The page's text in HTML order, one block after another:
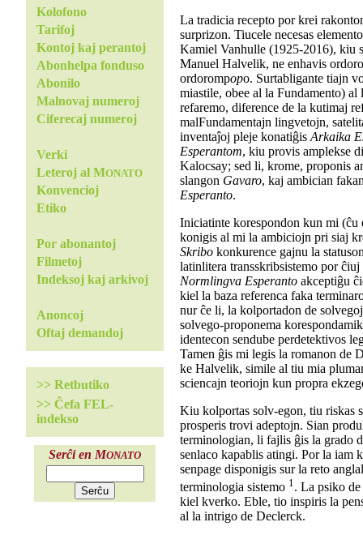
Kolofono
Tarifoj
Kontoj kaj perantoj
Abonhelpa fonduso
Abonilo
Malnovaj numeroj
Ciferecaj numeroj
Verki
Leteroj al MONATO
Konvencioj
Etiko
Por abonantoj
Filmetoj
Indeksoj kaj arkivoj
Anoncoj
Oftaj demandoj
>> Retbutiko
>> Ĉefa FEL-
indekso
Serĉi en MONATO
La tradicia recepto por krei
surprizon. Tiucele necesas
Kamiel Vanhulle (1925-2016), kiu
Manuel Halvelik, ne enhavis
ordorompopo. Surtabligante tiajn
miastile, obee al la Fundamento)
refaremo, diference de la kutimaj
malFundamentajn lingvetojn,
inventaĵoj pleje konatiĝisArkaika
Esperantom, kiu provis amplekse
Kalocsay; sed li, krome, proponis
slangon Gavaro, kaj ambician
Esperanto.
Iniciatinte korespondon kun mi
konigis al mi la ambiciojn pri siaj
Skribo konkurence gajnu la
latinlitera transskribsistemo por
Normlingva Esperanto akceptiĝu
kiel la baza referenca faka
nur ĉe li, la kolportadon de
solvego-proponema
identecon sendube perdetektivos
Tamen ĝis mi legis la romanon de
ke Halvelik, simile al tiu mia
sciencajn teoriojn kun propra
Kiu kolportas solv-egon, tiu riskas
prosperis trovi adeptojn. Sian
terminologian, li fajlis ĝis la grado
senlaco kapablis atingi. Por la iam
senpage disponigis sur la reto
terminologia sistemo 1 . La psiko
kiel kverko. Eble, tio inspiris la
al la intrigo de Declerck.